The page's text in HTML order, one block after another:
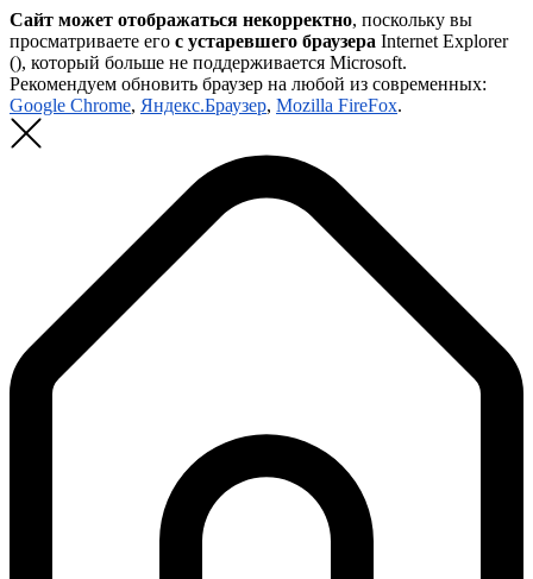
Сайт может отображаться некорректно, поскольку вы
просматриваете его с устаревшего браузера Internet Explorer
(), который больше не поддерживается Microsoft.
Рекомендуем обновить браузер на любой из современных:
Google Chrome, Яндекс.Браузер, Mozilla FireFox.